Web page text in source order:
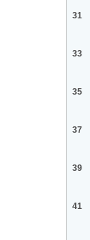
31
33
35
37
39
41